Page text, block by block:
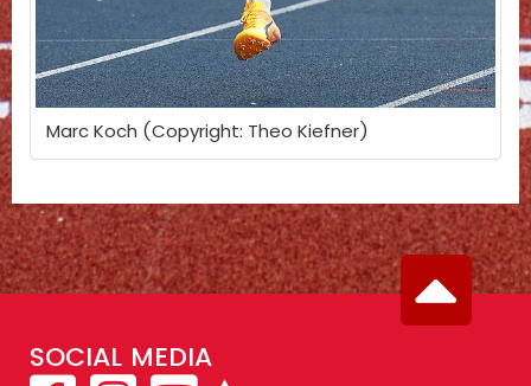
Marc Koch (Copyright: Theo Kiefner)
SOCIAL MEDIA